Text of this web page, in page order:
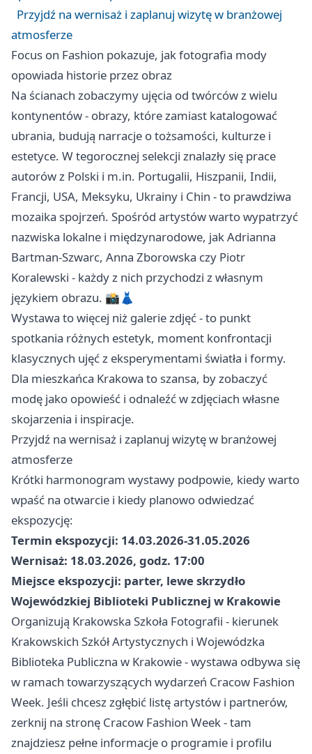
Przyjdź na wernisaż i zaplanuj wizytę w branżowej
atmosferze
Focus on Fashion pokazuje, jak fotografia mody
opowiada historie przez obraz
Na ścianach zobaczymy ujęcia od twórców z wielu
kontynentów - obrazy, które zamiast katalogować
ubrania, budują narracje o tożsamości, kulturze i
estetyce. W tegorocznej selekcji znalazły się prace
autorów z Polski i m.in. Portugalii, Hiszpanii, Indii,
Francji, USA, Meksyku, Ukrainy i Chin - to prawdziwa
mozaika spojrzeń. Spośród artystów warto wypatrzyć
nazwiska lokalne i międzynarodowe, jak Adrianna
Bartman-Szwarc, Anna Zborowska czy Piotr
Koralewski - każdy z nich przychodzi z własnym
językiem obrazu. 📸👗
Wystawa to więcej niż galerie zdjęć - to punkt
spotkania różnych estetyk, moment konfrontacji
klasycznych ujęć z eksperymentami światła i formy.
Dla mieszkańca Krakowa to szansa, by zobaczyć
modę jako opowieść i odnaleźć w zdjęciach własne
skojarzenia i inspiracje.
Przyjdź na wernisaż i zaplanuj wizytę w branżowej
atmosferze
Krótki harmonogram wystawy podpowie, kiedy warto
wpaść na otwarcie i kiedy planowo odwiedzać
ekspozycję:
Termin ekspozycji: 14.03.2026-31.05.2026
Wernisaż: 18.03.2026, godz. 17:00
Miejsce ekspozycji: parter, lewe skrzydło
Wojewódzkiej Biblioteki Publicznej w Krakowie
Organizują Krakowska Szkoła Fotografii - kierunek
Krakowskich Szkół Artystycznych i Wojewódzka
Biblioteka Publiczna w Krakowie - wystawa odbywa się
w ramach towarzyszących wydarzeń Cracow Fashion
Week. Jeśli chcesz zgłębić listę artystów i partnerów,
zerknij na stronę Cracow Fashion Week - tam
znajdziesz pełne informacje o programie i profilu